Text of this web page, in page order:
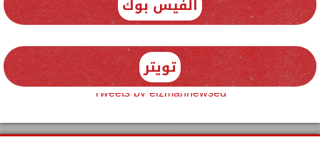
تويتر
Tweets by elzmannewseg